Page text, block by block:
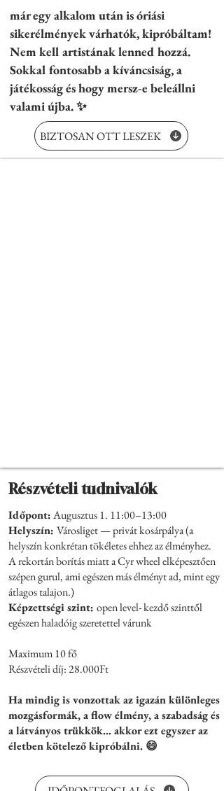
már egy alkalom után is óriási
sikerélmények várhatók, kipróbáltam!
Nem kell artistának lenned hozzá.
Sokkal fontosabb a kíváncsiság, a
játékosság és hogy mersz-e beleállni
valami újba. ✨
BIZTOSAN OTT LESZEK
Részvételi tudnivalók
Időpont:Augusztus 1. 11:00–13:00
Helyszín: Városliget — privát kosárpálya (a
helyszín konkrétan tökéletes ehhez az élményhez.
A rekortán borítás miatt a Cyr wheel elképesztően
szépen gurul, ami egészen más élményt ad, mint egy
átlagos talajon.)
Képzettségi szint: open level- kezdő szinttől
egészen haladóig szeretettel várunk​
Maximum 10 fő
Részvételi díj: 28.000Ft
Ha mindig is vonzottak az igazán különleges
mozgásformák, a flow élmény, a szabadság és
a látványos trükkök… akkor ezt egyszer az
életben kötelező kipróbálni. 😄